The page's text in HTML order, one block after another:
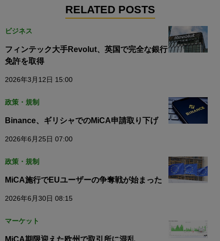
RELATED POSTS
ビジネス
フィンテック大手Revolut、英国で完全な銀行
免許を取得
2026年3月12日 15:00
政策・規制
Binance、ギリシャでのMiCA申請取り下げ
2026年6月25日 07:00
政策・規制
MiCA施行でEUユーザーの争奪戦が始まった
2026年6月30日 08:15
マーケット